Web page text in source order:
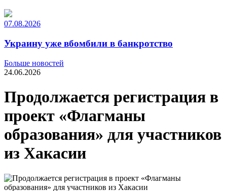
07.08.2026
Украину уже вбомбили в банкротство
Больше новостей
24.06.2026
Продолжается регистрация в
проект «Флагманы
образования» для участников
из Хакасии